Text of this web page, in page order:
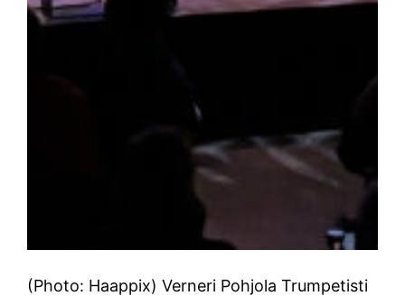
(Photo: Haappix) Verneri Pohjola Trumpetisti